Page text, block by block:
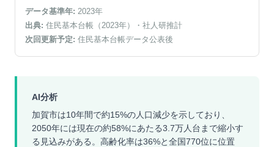
データ基準年: 2023年
出典: 住民基本台帳（2023年）
・社人研推計
次回更新予定: 住民基本台帳データ公表後
AI分析
加賀市は10年間で約15%の人口減少を示しており、
2050年には現在の約58%にあたる3.7万人台まで縮小す
る見込みがある。高齢化率は36%と全国770位に位置